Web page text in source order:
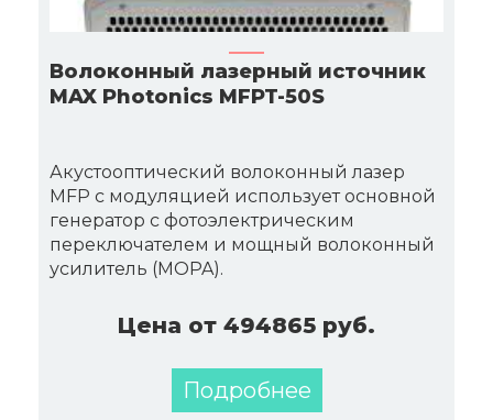
Волоконный лазерный источник
MAX Photonics MFPT-50S
Акустооптический волоконный лазер
MFP с модуляцией использует основной
генератор с фотоэлектрическим
переключателем и мощный волоконный
усилитель (MOPA).
Цена от 494865 руб.
Подробнее